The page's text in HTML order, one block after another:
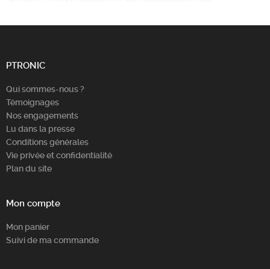
PTRONIC
Qui sommes-nous ?
Témoignages
Nos engagements
Lu dans la presse
Conditions générales
Vie privée et confidentialité
Plan du site
Mon compte
Mon panier
Suivi de ma commande